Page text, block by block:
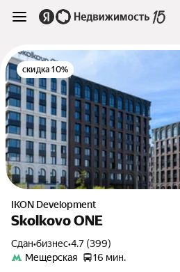
скидка 10%
IKON Development
Skolkovo ONE
Сдан•бизнес•4.7 (399)
Мещерская
16 мин.